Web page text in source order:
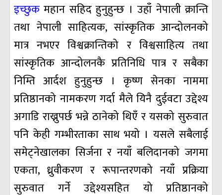
इच्छुक महान सहिद हुनुहुन्छ । उहाँ नेपाली क्रान्ति
तथा नेपाली साहित्यक, सांस्कृतिक आन्दोलनको
मात्र नभएर विश्वक्रान्तिको र विश्वसाहित्य तथा
सांस्कृतिक आन्दोलनकै प्रतिनिधि पात्र र सबैका
निम्ति आर्दश हुनुहुन्छ । कृष्ण सेनका नाममा
प्रतिष्ठानको नामकरण गर्दा मैले यिनै दुईवटा उद्देश्य
अगाडि राख्नुपर्छ भन्ने ठानेको थिएँ र यसको सुरुवात
पनि केही गम्भीरताका साथ भयो । यसले सबैलाई
समेट्नेखालका सिर्जना र नयाँ बलिदानको जगमा
एकता, ध्रुवीकरण र रूपान्तरणको नयाँ प्रक्रिया
सुरुवात गर्ने उद्देश्यसहित यो प्रतिष्ठानको